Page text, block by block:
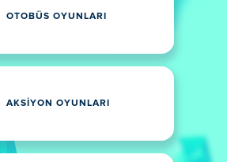
OTOBÜS OYUNLARI
AKSIYON OYUNLARI